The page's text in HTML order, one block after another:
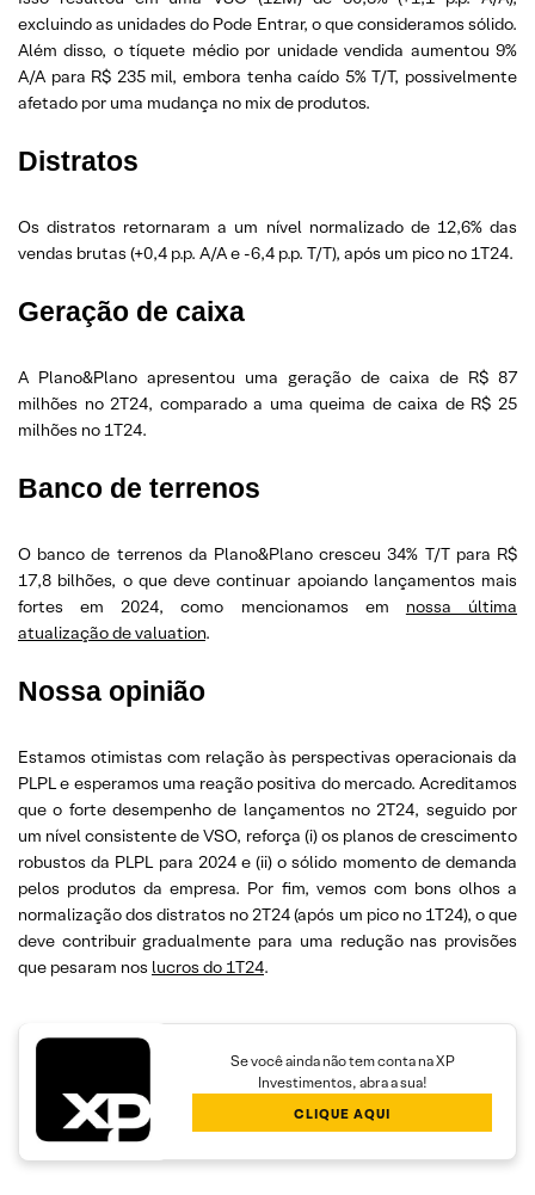
excluindo as unidades do Pode Entrar, o que consideramos sólido.
Além disso, o tíquete médio por unidade vendida aumentou 9%
A/A para R$ 235 mil, embora tenha caído 5% T/T, possivelmente
afetado por uma mudança no mix de produtos.
Distratos
Os distratos retornaram a um nível normalizado de 12,6% das
vendas brutas (+0,4 p.p. A/A e -6,4 p.p. T/T), após um pico no 1T24.
Geração de caixa
A Plano&Plano apresentou uma geração de caixa de R$ 87
milhões no 2T24, comparado a uma queima de caixa de R$ 25
milhões no 1T24.
Banco de terrenos
O banco de terrenos da Plano&Plano cresceu 34% T/T para R$
17,8 bilhões, o que deve continuar apoiando lançamentos mais
fortes em 2024, como mencionamos em nossa última
atualização de valuation.
Nossa opinião
Estamos otimistas com relação às perspectivas operacionais da
PLPL e esperamos uma reação positiva do mercado. Acreditamos
que o forte desempenho de lançamentos no 2T24, seguido por
um nível consistente de VSO, reforça (i) os planos de crescimento
robustos da PLPL para 2024 e (ii) o sólido momento de demanda
pelos produtos da empresa. Por fim, vemos com bons olhos a
normalização dos distratos no 2T24 (após um pico no 1T24), o que
deve contribuir gradualmente para uma redução nas provisões
que pesaram nos lucros do 1T24.
Se você ainda não tem conta na XP
Investimentos, abra a sua!
CLIQUE AQUI